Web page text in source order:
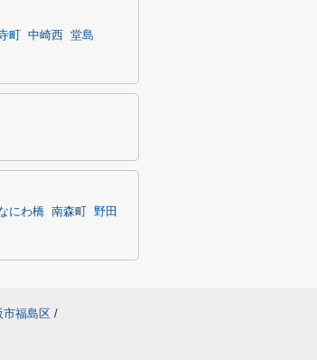
町 中崎西
堂島
にわ橋 南森町
野田
市福島区 /